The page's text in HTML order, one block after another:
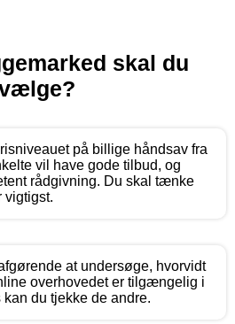
skal du
på billige håndsav fra
vil have gode tilbud, og
rådgivning. Du skal tænke
vigtigst.
at undersøge, hvorvidt
overhovedet er tilgængelig i
du tjekke de andre.